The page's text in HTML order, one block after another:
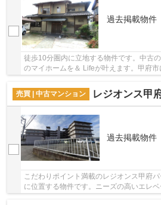
過去掲載物件
徒歩10分圏内に立地する物件です。中古
のマイホームを＆ Lifeが叶えます。甲府
の物件をお求めの方は、055-288-1408に
売買 | 中古マンション
レジオンス甲
過去掲載物件
こだわりポイント満載のレジオンス甲府
に位置する物件です。ニーズの高いエレベ
す。綺麗に整備された中古マンションで清